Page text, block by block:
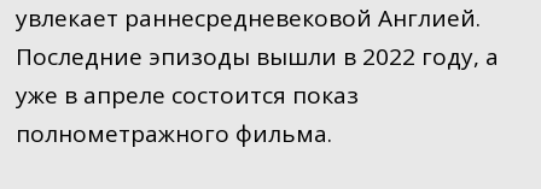
увлекает раннесредневековой Англией.
Последние эпизоды вышли в 2022 году, а
уже в апреле состоится показ
полнометражного фильма.